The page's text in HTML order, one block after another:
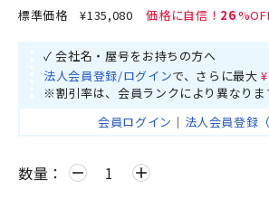
標準価格¥135,080 26
✓ 会社名・屋号をお持ちの方へ
法人会員登録/ログインで、さらに最大
※割引率は、会員ランクにより異なりま
会員ログイン ｜ 法人会員登録（
数量： remove add